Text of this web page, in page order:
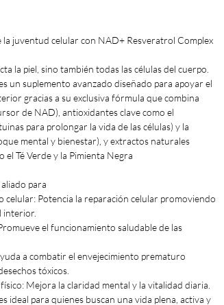
la juventud celular con NAD+ Resveratrol Complex
la piel, sino también todas las células del cuerpo.
un suplemento avanzado diseñado para apoyar el
gracias a su exclusiva fórmula que combina
de NAD), antioxidantes clave como el
para prolongar la vida de las células) y la
mental y bienestar), y extractos naturales
Té Verde y la Pimienta Negra.
para:
celular: Potencia la reparación celular promoviendo
interior.
el funcionamiento saludable de las
a combatir el envejecimiento prematuro
tóxicos.
Mejora la claridad mental y la vitalidad diaria.
ideal para quienes buscan una vida plena, activa y